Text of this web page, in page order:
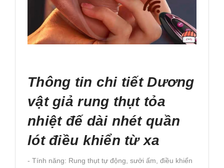
Thông tin chi tiết Dương
vật giả rung thụt tỏa
nhiệt đế dài nhét quần
lót điều khiển từ xa
- Tính năng: Rung thụt tự động, sưởi ấm, điều khiển